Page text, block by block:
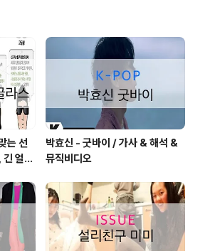
의해야하는 질병이 있습
발생하는 질환으로 글루텐
. 유전병으로 복통, 식욕 저
재까지 글루텐을 피하고
로 섭취해야 한다고 합니
는 선
얼굴
박효신 - 굿바이 / 가사 & 해석 &
뮤직비디오